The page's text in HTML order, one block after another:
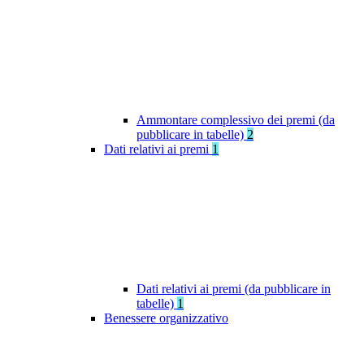
Ammontare complessivo dei premi (da
pubblicare in tabelle) 2
Dati relativi ai premi 1
Dati relativi ai premi (da pubblicare in
tabelle) 1
Benessere organizzativo